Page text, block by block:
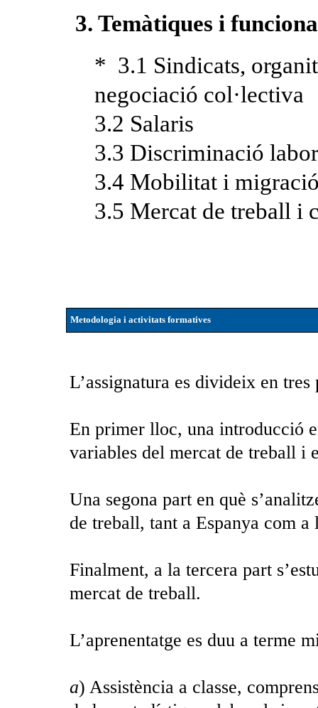
3. Temàtiques i
* 3.1 Sindicats,
negociació col·lectiva
3.2 Salaris
3.3 Discriminació
3.4 Mobilitat i
3.5 Mercat de treball i
Metodologia i activitats formatives
L’assignatura es divideix en tres
En primer lloc, una introducció
variables del mercat de treball i
Una segona part en què
de treball, tant a Espanya com
Finalment, a la tercera part
mercat de treball.
L’aprenentatge es duu a terme
a) Assistència a classe,